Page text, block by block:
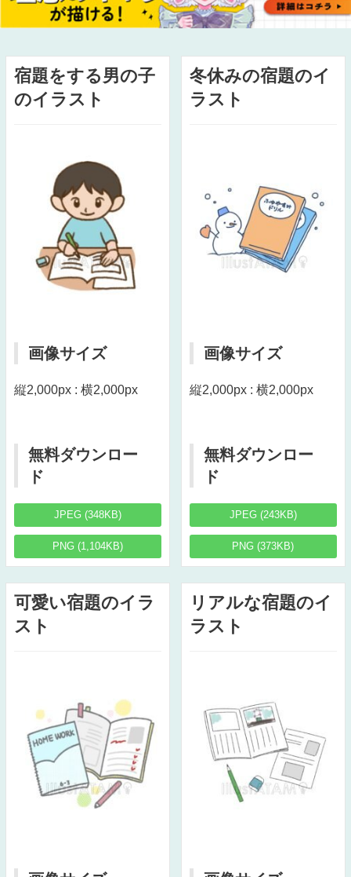
宿題をする男の子
のイラスト
画像サイズ
縦2,000px : 横2,000px
無料ダウンロー
ド
JPEG (348KB)
PNG (1,104KB)
冬休みの宿題のイ
ラスト
画像サイズ
縦2,000px : 横2,000px
無料ダウンロー
ド
JPEG (243KB)
PNG (373KB)
可愛い宿題のイラ
スト
リアルな宿題のイ
ラスト